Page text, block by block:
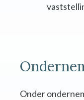
Onder